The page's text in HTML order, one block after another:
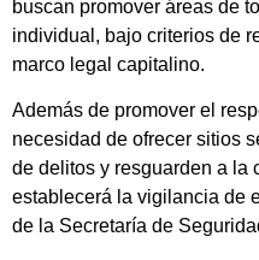
buscan promover áreas de
individual, bajo criterios de
marco legal capitalino.
Además de promover el
necesidad de ofrecer sitios
de delitos y resguarden a la
establecerá la vigilancia de
de la Secretaría de